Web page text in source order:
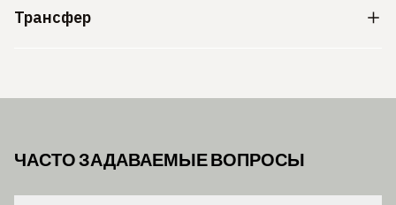
Трансфер
ЧАСТО ЗАДАВАЕМЫЕ ВОПРОСЫ